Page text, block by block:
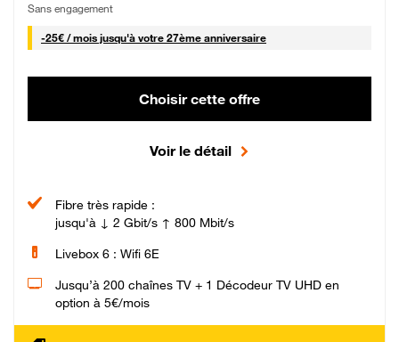
Sans engagement
-25€ / mois25 € par mois
jusqu'à votre 27ème anniversaire
Choisir cette offre
Voir le détail
Fibre très rapide :
jusqu'à ↓ 2 Gbit/s ↑ 800 Mbit/s
Livebox 6 : Wifi 6E
Jusqu’à 200 chaînes TV + 1 Décodeur TV UHD en
option à 5€/mois